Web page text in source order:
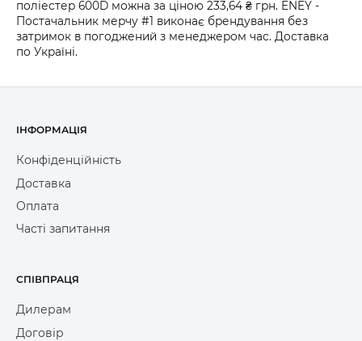
поліестер 600D можна за ціною 233,64 ₴ грн. ENEY -
Постачальник мерчу #1 виконає брендування без
затримок в погоджений з менеджером час. Доставка
по Україні.
ІНФОРМАЦІЯ
Конфіденційність
Доставка
Оплата
Часті запитання
СПІВПРАЦЯ
Дилерам
Договір